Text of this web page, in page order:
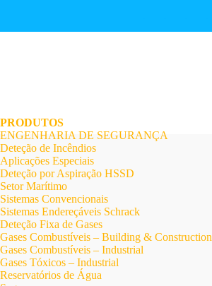
PRODUTOS
ENGENHARIA DE SEGURANÇA
Deteção de Incêndios
Aplicações Especiais
Deteção por Aspiração HSSD
Setor Marítimo
Sistemas Convencionais
Sistemas Endereçáveis Schrack
Deteção Fixa de Gases
Gases Combustíveis – Building & Construction
Gases Combustíveis – Industrial
Gases Tóxicos – Industrial
Reservatórios de Água